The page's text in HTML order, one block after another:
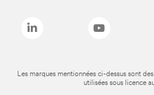
Les marques mentionnées ci-dessus sont
utilisées sous licence